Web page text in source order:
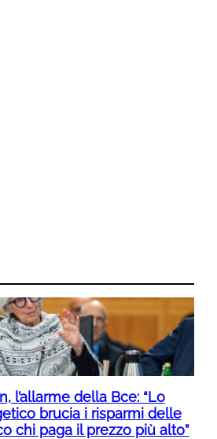
l’allarme della Bce: “Lo
brucia i risparmi delle
chi paga il prezzo più alto”